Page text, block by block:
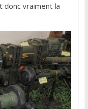
donc vraiment la